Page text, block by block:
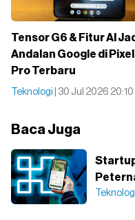
Tensor G6 & Fitur AI
Andalan Google di Pixel
Pro Terbaru
Teknologi | 30 Jul 2026 20:10
Baca Juga